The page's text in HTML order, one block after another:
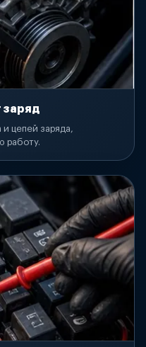
заряд
цепей заряда,
работу.